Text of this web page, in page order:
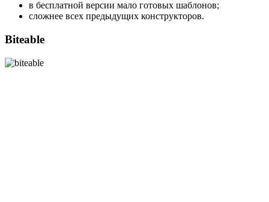
в бесплатной версии мало готовых шаблонов;
сложнее всех предыдущих конструкторов.
Biteable